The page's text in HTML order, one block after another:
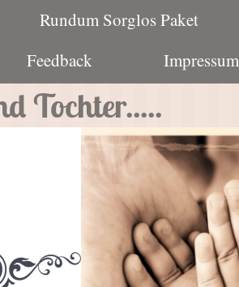
Rundum Sorglos Paket
Feedback Impressum
Tochter.....